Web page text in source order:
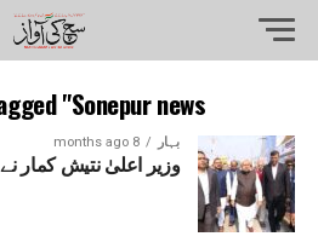
"Sonepur news"
بہار 8 months ago
وزیر اعلیٰ نتیش کمار نے